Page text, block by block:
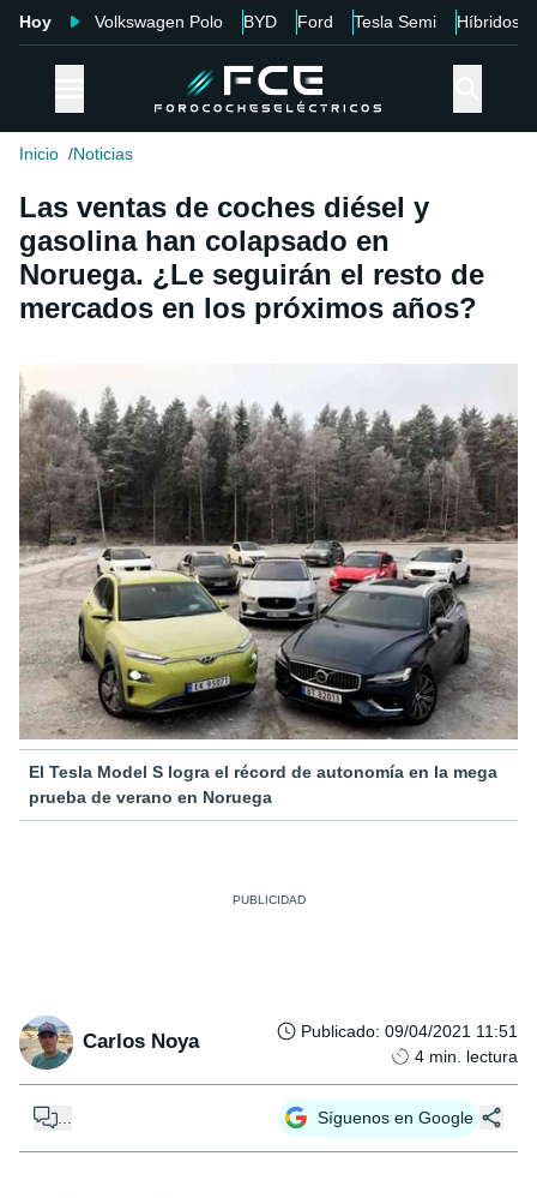
Hoy Volkswagen Polo BYD Ford Tesla Semi Híbridos
Inicio Noticias
Las ventas de coches diésel y
gasolina han colapsado en
Noruega. ¿Le seguirán el resto de
mercados en los próximos años?
El Tesla Model S logra el récord de autonomía en la mega
prueba de verano en Noruega
Carlos Noya Publicado: 09/04/2021 11:51
4 min. lectura
Síguenos en Google